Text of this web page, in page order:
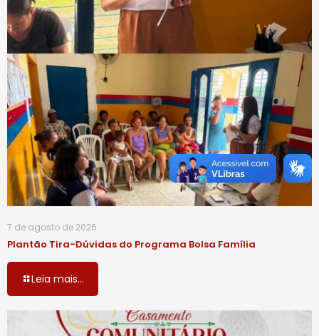
7 de agosto de 2026
Plantão Tira-Dúvidas do Programa Bolsa Família
Leia mais...